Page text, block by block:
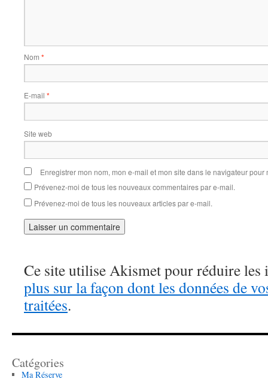
Nom *
E-mail *
Site web
Enregistrer mon nom, mon e-mail et mon site dans le navigateur
Prévenez-moi de tous les nouveaux commentaires par e-mail.
Prévenez-moi de tous les nouveaux articles par e-mail.
Ce site utilise Akismet pour réduire les
plus sur la façon dont les données de
traitées.
Catégories
Ma Réserve